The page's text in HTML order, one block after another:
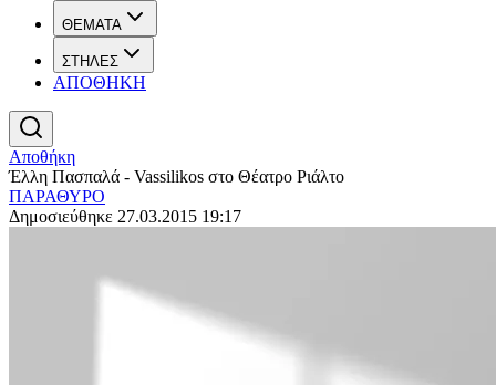
ΘΕΜΑΤΑ
ΣΤΗΛΕΣ
ΑΠΟΘΗΚΗ
Αποθήκη
Έλλη Πασπαλά - Vassilikos στο Θέατρο Ριάλτο
ΠΑΡΑΘΥΡΟ
Δημοσιεύθηκε 27.03.2015 19:17